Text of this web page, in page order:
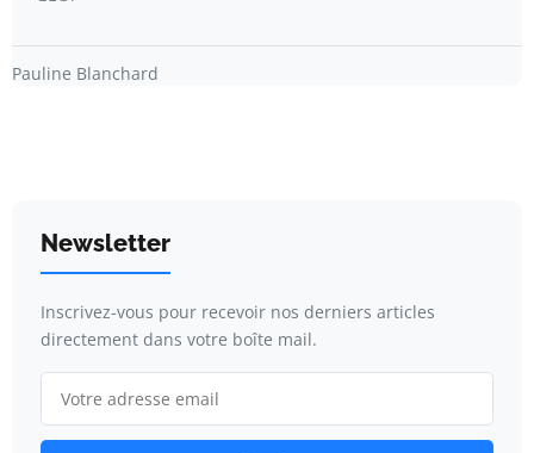
Pauline Blanchard
Newsletter
Inscrivez-vous pour recevoir nos derniers articles
directement dans votre boîte mail.